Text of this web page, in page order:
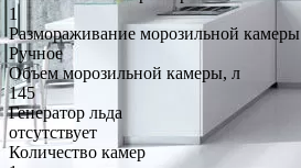
1
Размораживание морозильной камеры
Ручное
Объем морозильной камеры, л
145
Генератор льда
отсутствует
Количество камер